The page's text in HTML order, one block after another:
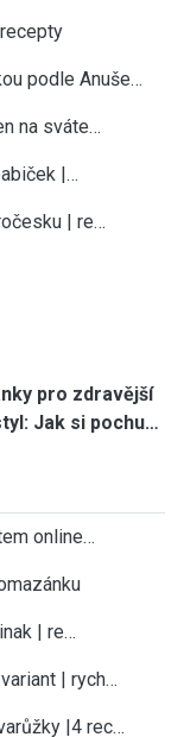
podle Anuše…
na sváte…
|…
| re…
pro zdravější
Jak si pochu…
online…
| re…
| rych…
|4 rec…